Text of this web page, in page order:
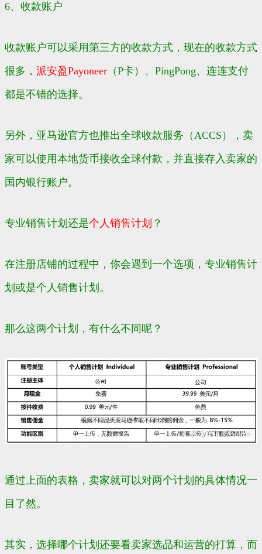
6、收款账户
收款账户可以采用第三方的收款方式，现在的收款方式
很多， 派安盈Payoneer （P卡）、PingPong、连连支付
都是不错的选择。
另外，亚马逊官方也推出全球收款服务（ACCS），卖
家可以使用本地货币接收全球付款，并直接存入卖家的
国内银行账户。
专业销售计划还是个人销售计划 ？
在注册店铺的过程中，你会遇到一个选项，专业销售计
划或是个人销售计划。
那么这两个计划，有什么不同呢？
通过上面的表格，卖家就可以对两个计划的具体情况一
目了然。
其实，选择哪个计划还要看卖家选品和运营的打算，而